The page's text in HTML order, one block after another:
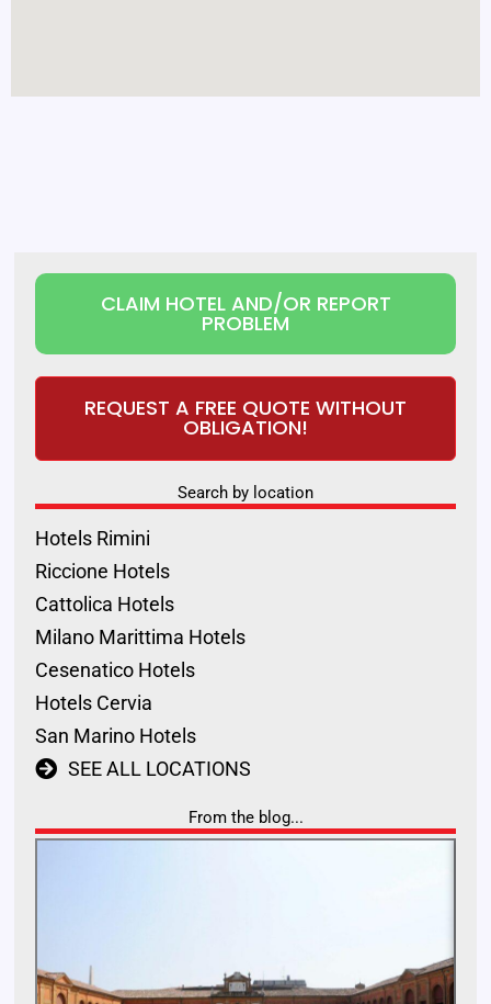
CLAIM HOTEL AND/OR REPORT
PROBLEM
REQUEST A FREE QUOTE WITHOUT
OBLIGATION!
Search by location
Hotels Rimini
Riccione Hotels
Cattolica Hotels
Milano Marittima Hotels
Cesenatico Hotels
Hotels Cervia
San Marino Hotels
SEE ALL LOCATIONS
From the blog...